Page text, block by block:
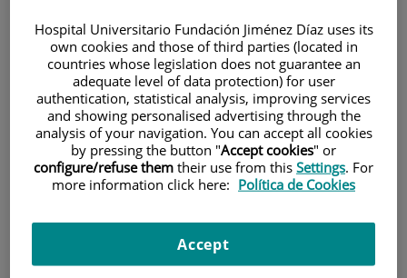
Investigación
Hospital Universitario Fundación Jiménez Díaz uses its
own cookies and those of third parties (located in
countries whose legislation does not guarantee an
adequate level of data protection) for user
authentication, statistical analysis, improving services
and showing personalised advertising through the
analysis of your navigation. You can accept all cookies
by pressing the button "Accept cookies" or
configure/refuse them their use from this Settings. For
more information click here: Política de Cookies
Accept